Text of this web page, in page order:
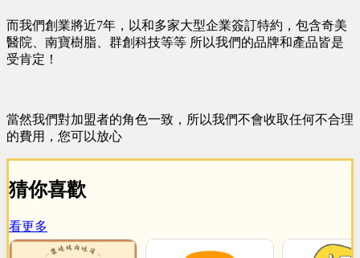
而我們創業將近7年，以和多家大型企業簽訂特約，包含奇美
醫院、南寶樹脂、群創科技等等 所以我們的品牌和產品皆是
受肯定！
當然我們對加盟者的角色一致，所以我們不會收取任何不合理
的費用，您可以放心
猜你喜歡
看更多